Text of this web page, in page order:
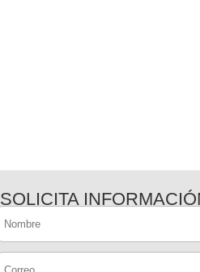
SOLICITA